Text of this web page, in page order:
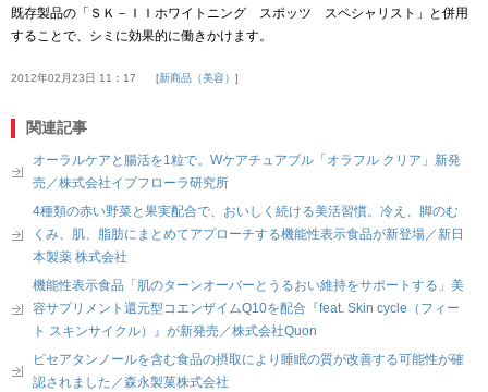
既存製品の「ＳＫ－ＩＩホワイトニング スポッツ スペシャリスト」と併用
することで、シミに効果的に働きかけます。
2012年02月23日 11：17 新商品（美容）
関連記事
オーラルケアと腸活を1粒で。Wケアチュアブル「オラフル クリア」新発
売／株式会社イブフローラ研究所
4種類の赤い野菜と果実配合で、おいしく続ける美活習慣。冷え、脚のむ
くみ、肌、脂肪にまとめてアプローチする機能性表示食品が新登場／新日
本製薬 株式会社
機能性表示食品「肌のターンオーバーとうるおい維持をサポートする」美
容サプリメント還元型コエンザイムQ10を配合『feat. Skin cycle（フィー
ト スキンサイクル）』が新発売／株式会社Quon
ピセアタンノールを含む食品の摂取により睡眠の質が改善する可能性が確
認されました／森永製菓株式会社